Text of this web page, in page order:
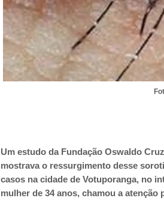
Um estudo da Fundação Oswaldo
mostrava o ressurgimento desse
casos na cidade de Votuporanga, no
mulher de 34 anos, chamou a